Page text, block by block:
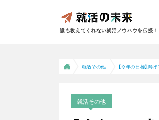
誰も教えてくれない就活ノウハウを伝授！
就活その他 【今年の目標】掲
就活その他